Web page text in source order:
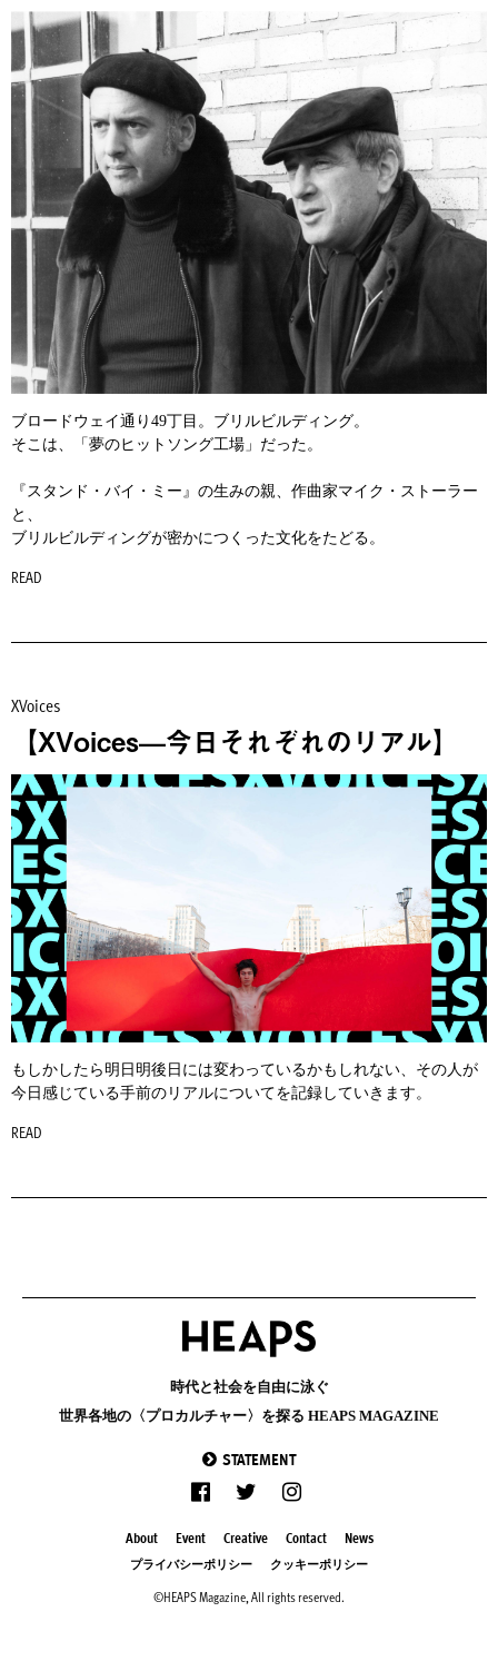
ブロードウェイ通り49丁目。ブリルビルディング。
そこは、「夢のヒットソング工場」だった。
『スタンド・バイ・ミー』の生みの親、作曲家マイク・ストーラー
と、
ブリルビルディングが密かにつくった文化をたどる。
READ
XVoices
【XVoices—今日それぞれのリアル】
もしかしたら明日明後日には変わっているかもしれない、その人が
今日感じている手前のリアルについてを記録していきます。
READ
時代と社会を自由に泳ぐ
世界各地の〈プロカルチャー〉を探る HEAPS MAGAZINE
STATEMENT
About Event Creative Contact News
プライバシーポリシー クッキーポリシー
©HEAPS Magazine, All rights reserved.